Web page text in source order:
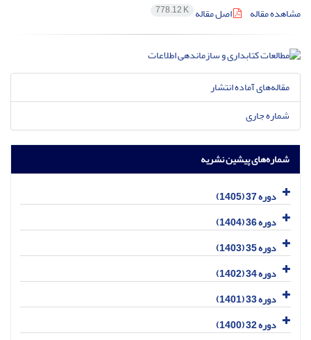
مشاهده مقاله
اصل مقاله 778.12 K
مقاله‌های آماده انتشار
شماره جاری
شماره‌های پیشین نشریه
دوره 37 (1405)
دوره 36 (1404)
دوره 35 (1403)
دوره 34 (1402)
دوره 33 (1401)
دوره 32 (1400)